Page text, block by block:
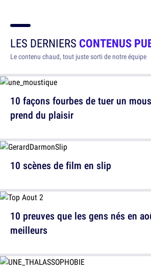
LES DERNIERS CONTENUS
Le contenu chaud, tout juste sorti de notre équipe
10 façons fourbes de tuer un
prend du plaisir
10 preuves que les gens nés en
meilleurs
10 scènes de film en slip